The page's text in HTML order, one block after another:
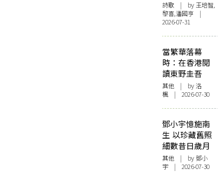
詩歌 | by 王培智,
黎喜,潘國亨 |
2026-07-31
當繁華落幕
時：在香港閱
讀東野圭吾
其他 | by洛
楓 | 2026-07-30
鄧小宇憶施南
生 以珍藏舊照
細數昔日歲月
其他 | by 鄧小
宇 | 2026-07-30